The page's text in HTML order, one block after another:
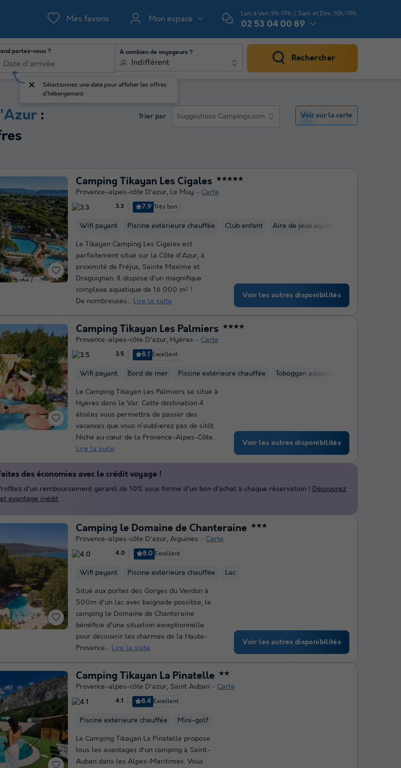
Mes favoris Mon espace
Lun. à Ven. 9h-19h / Sam. et Dim. 10h-19h
02 53 04 00 89
partez-vous ?
Sélectionnez une date pour afficher les offres
d'hébergement
À combien de voyageurs ?
Indifférent Rechercher
:
Trier par Suggestions Campings.com Voir sur la carte
Camping Tikayan Les Cigales ★★★★★
Provence-alpes-côte D'azur, Le Muy Carte
3.3 7.9 Très bon
Wifi payant Piscine extérieure chauffée Club enfant Aire de jeux aquatique
Le Tikayan Camping Les Cigales est
parfaitement situé sur la Côte d'Azur, à
proximité de Fréjus, Sainte Maxime et
Draguignan. Il dispose d'un magnifique
complexe aquatique de 16 000 m² !
De nombreuses... Lire la suite
Voir les autres disponibilités
Camping Tikayan Les Palmiers ★★★★
Provence-alpes-côte D'azur, Hyères Carte
3.5 8.1 Excellent
Wifi payant Bord de mer Piscine extérieure chauffée Toboggan aquatique
Le Camping Tikayan Les Palmiers se situe à
Hyères dans le Var. Cette destination 4
étoiles vous permettra de passer des
vacances que vous n'oublierez pas de sitôt.
Niché au cœur de la Provence-Alpes-Côte...
Lire la suite
Voir les autres disponibilités
Camping le Domaine de Chanteraine ★★★
Provence-alpes-côte D'azur, Aiguines Carte
4.0 8.0 Excellent
Wifi payant Piscine extérieure chauffée Lac
Situé aux portes des Gorges du Verdon à
500m d'un lac avec baignade possible, le
camping le Domaine de Chanteraine
bénéficie d'une situation exceptionnelle
pour découvrir les charmes de la Haute-
Provence... Lire la suite
Voir les autres disponibilités
Camping Tikayan La Pinatelle ★★
Provence-alpes-côte D'azur, Saint Auban Carte
4.1 8.4 Excellent
Piscine extérieure chauffée Mini-golf
Le Camping Tikayan La Pinatelle propose
tous les avantages d'un camping à Saint-
Auban dans les Alpes-Maritimes. Vous
des économies avec le crédit voyage !
d'un remboursement garanti de 10% sous forme d'un bon d'achat à chaque réservation ! Découvrez
avantage inédit